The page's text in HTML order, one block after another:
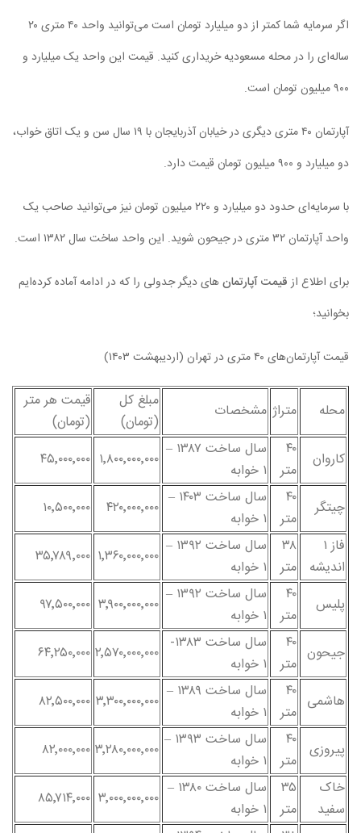
اگر سرمایه شما کمتر از دو میلیارد تومان است می‌توانید واحد ۴۰ متری ۲۰
ساله‌ای را در محله مسعودیه خریداری کنید. قیمت این واحد یک میلیارد و
۹۰۰ میلیون تومان است.
آپارتمان ۴۰ متری دیگری در خیابان آذربایجان با ۱۹ سال سن و یک اتاق خواب،
دو میلیارد و ۹۰۰ میلیون تومان قیمت دارد.
با سرمایه‌ای حدود دو میلیارد و ۲۲۰ میلیون تومان نیز می‌توانید صاحب یک
واحد آپارتمان ۳۲ متری در جیحون شوید. این واحد ساخت سال ۱۳۸۲ است.
برای اطلاع ازقیمت آپارتمانهای دیگر جدولی را که در ادامه آماده کرده‌ایم
بخوانید؛
قیمت آپارتمان‌های ۴۰ متری در تهران (اردیبهشت ۱۴۰۳)
محله متراژ مشخصات
مبلغ کل
(تومان)
قیمت هر متر
(تومان)
کاروان
۴۰
متر
سال ساخت ۱۳۸۷ –
۱ خوابه
۱٬۸۰۰٬۰۰۰٬۰۰۰ ۴۵٬۰۰۰٬۰۰۰
چیتگر
۴۰
متر
سال ساخت ۱۴۰۳ –
۱ خوابه
۴۲۰٬۰۰۰٬۰۰۰
۱۰٬۵۰۰٬۰۰۰
فاز ۱
اندیشه
۳۸
متر
سال ساخت ۱۳۹۲ –
۱ خوابه
۱٬۳۶۰٬۰۰۰٬۰۰۰ ۳۵٬۷۸۹٬۰۰۰
پلیس
۴۰
متر
سال ساخت ۱۳۹۲ –
۱ خوابه
۳٬۹۰۰٬۰۰۰٬۰۰۰ ۹۷٬۵۰۰٬۰۰۰
جیحون ۴۰
متر
سال ساخت ۱۳۸۳-
۱ خوابه
۲٬۵۷۰٬۰۰۰٬۰۰۰ ۶۴٬۲۵۰٬۰۰۰
هاشمی ۴۰
متر
سال ساخت ۱۳۸۹ –
۱ خوابه
۳٬۳۰۰٬۰۰۰٬۰۰۰ ۸۲٬۵۰۰٬۰۰۰
پیروزی ۴۰
متر
سال ساخت ۱۳۹۳ –
۱ خوابه
۳٬۲۸۰٬۰۰۰٬۰۰۰ ۸۲٬۰۰۰٬۰۰۰
خاک
سفید
۳۵
متر
سال ساخت ۱۳۸۰ –
۱ خوابه
۳٬۰۰۰٬۰۰۰٬۰۰۰ ۸۵٬۷۱۴٬۰۰۰